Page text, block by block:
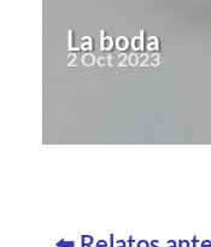
La boda
2 Oct 2023